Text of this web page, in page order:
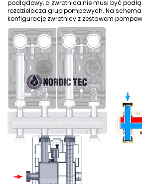
podlądowy, a zwrotnica nie musi być
rozdzielacza grup pompowych. Na
konfigurację zwrotnicy z zestawem